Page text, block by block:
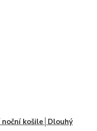
noční košile│Dlouhý